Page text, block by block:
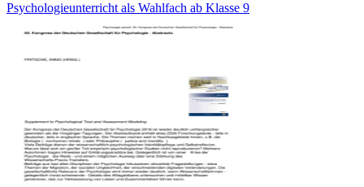
Psychologieunterricht als Wahlfach ab Klasse 9